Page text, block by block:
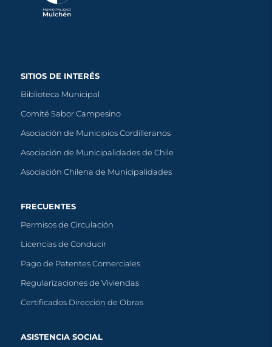
SITIOS DE INTERÉS
Biblioteca Municipal
Comité Sabor Campesino
Asociación de Municipios Cordilleranos
Asociación de Municipalidades de Chile
Asociación Chilena de Municipalidades
FRECUENTES
Permisos de Circulación
Licencias de Conducir
Pago de Patentes Comerciales
Regularizaciones de Viviendas
Certificados Dirección de Obras
ASISTENCIA SOCIAL